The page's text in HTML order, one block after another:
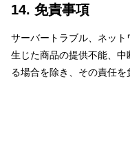
14. 免責事項
サーバートラブル、ネッ
生じた商品の提供不能、
る場合を除き、その責任を